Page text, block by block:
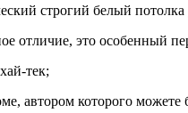
строгий белый
отличие, это особенный
тек;
автором которого